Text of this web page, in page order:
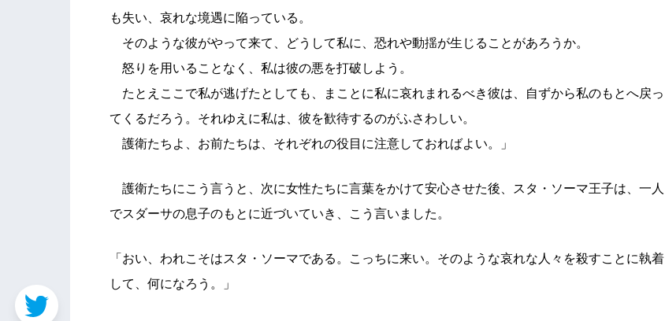
も失い、哀れな境遇に陥っている。
そのような彼がやって来て、どうして私に、恐れや動揺が生じることがあろうか。
怒りを用いることなく、私は彼の悪を打破しよう。
たとえここで私が逃げたとしても、まことに私に哀れまれるべき彼は、自ずから私のもとへ戻っ
てくるだろう。それゆえに私は、彼を歓待するのがふさわしい。
護衛たちよ、お前たちは、それぞれの役目に注意しておればよい。」
護衛たちにこう言うと、次に女性たちに言葉をかけて安心させた後、スタ・ソーマ王子は、一人
でスダーサの息子のもとに近づいていき、こう言いました。
「おい、われこそはスタ・ソーマである。こっちに来い。そのような哀れな人々を殺すことに執着
して、何になろう。」